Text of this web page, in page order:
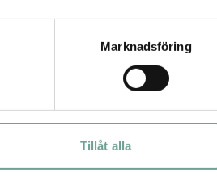
Marknadsföring
Tillåt alla